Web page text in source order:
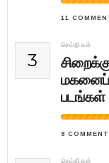
11
3
செய்திகள்
மகனைப்
படங்கள்
8
செய்திகள்